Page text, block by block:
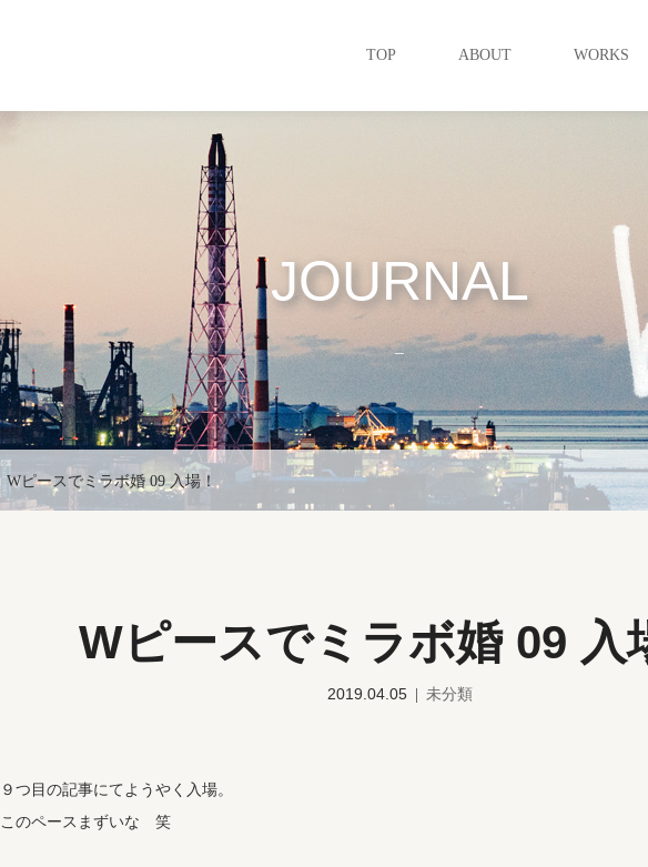
TOP ABOUT WORKS
JOURNAL
_
Wピースでミラボ婚 09 入場！
Wピースでミラボ婚 09 入
2019.04.05 未分類
９つ目の記事にてようやく入場。
このペースまずいな 笑